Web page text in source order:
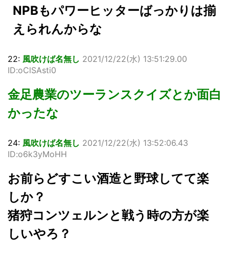
NPBもパワーヒッターばっかりは揃
えられんからな
22: 風吹けば名無し 2021/12/22(水) 13:51:29.00
ID:oClSAsti0
金足農業のツーランスクイズとか面白
かったな
24: 風吹けば名無し 2021/12/22(水) 13:52:06.43
ID:o6k3yMoHH
お前らどすこい酒造と野球してて楽
しか？
猪狩コンツェルンと戦う時の方が楽
しいやろ？